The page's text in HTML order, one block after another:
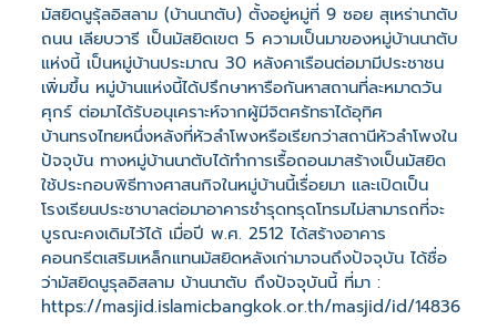
มัสยิดนูรุ้ลอิสลาม (บ้านนาตับ) ตั้งอยู่หมู่ที่ 9 ซอย สุเหร่านาตับ
ถนน เลียบวารี เป็นมัสยิดเขต 5 ความเป็นมาของหมู่บ้านนาตับ
แห่งนี้ เป็นหมู่บ้านประมาณ 30 หลังคาเรือนต่อมามีประชาชน
เพิ่มขึ้น หมู่บ้านแห่งนี้ได้ปรึกษาหารือกันหาสถานที่ละหมาดวัน
ศุกร์ ต่อมาได้รับอนุเคราะห์จากผู้มีจิตศรัทธาได้อุทิศ
บ้านทรงไทยหนึ่งหลังที่หัวลำโพงหรือเรียกว่าสถานีหัวลำโพงใน
ปัจจุบัน ทางหมู่บ้านนาตับได้ทำการเรื้อถอนมาสร้างเป็นมัสยิด
ใช้ประกอบพิธีทางศาสนกิจในหมู่บ้านนี้เรื่อยมา และเปิดเป็น
โรงเรียนประชาบาลต่อมาอาคารชำรุดทรุดโทรมไม่สามารถที่จะ
บูรณะคงเดิมไว้ได้ เมื่อปี พ.ศ. 2512 ได้สร้างอาคาร
คอนกรีตเสริมเหล็กแทนมัสยิดหลังเก่ามาจนถึงปัจจุบัน ได้ชื่อ
ว่ามัสยิดนูรุลอิสลาม บ้านนาตับ ถึงปัจจุบันนี้ ที่มา :
https://masjid.islamicbangkok.or.th/masjid/id/14836